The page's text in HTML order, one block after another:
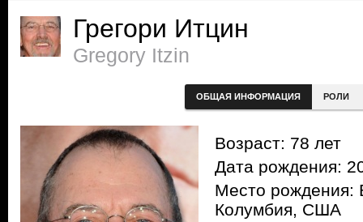
Грегори Итцин
Gregory Itzin
ОБЩАЯ ИНФОРМАЦИЯ РОЛИ
Возраст: 78 лет
Дата рождения:
Место рождения:
Колумбия, США